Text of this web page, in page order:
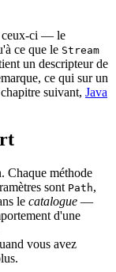
ceux-ci — le
ce que le Stream
un descripteur de
ce qui sur un
suivant, Java
Chaque méthode
sont Path,
le catalogue —
d'une
vous avez